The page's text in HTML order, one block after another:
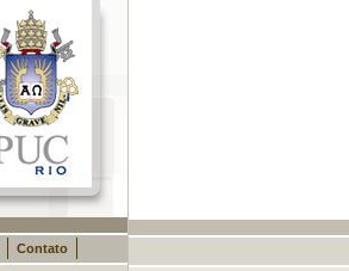
Contato